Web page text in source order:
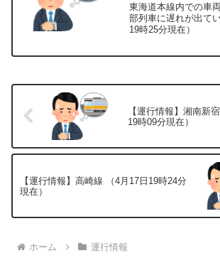
東海道本線内での車
部列車に遅れが出て
19時25分現在）
【運行情報】湘南新
19時09分現在）
【運行情報】高崎線 （4月17日19時24分
現在）
ホーム 運行情報